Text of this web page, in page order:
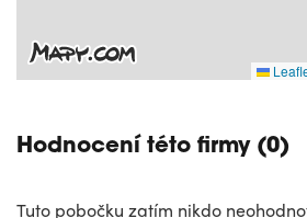
Hodnocení této firmy (0)
Tuto pobočku zatím nikdo